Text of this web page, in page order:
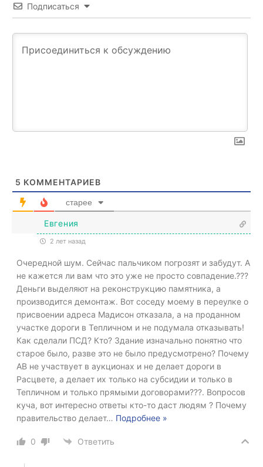
Подписаться
5 КОММЕНТАРИЕВ
старее
Евгения
2 лет назад
Очередной шум. Сейчас пальчиком погрозят и забудут. А
не кажется ли вам что это уже не просто совпадение.???
Деньги выделяют на реконструкцию памятника, а
производится демонтаж. Вот соседу моему в переулке о
присвоении адреса Мадисон отказала, а на проданном
участке дороги в Тепличном и не подумала отказывать!
Как сделали ПСД? Кто? Здание изначально понятно что
старое было, разве это не было предусмотрено? Почему
АВ не участвует в аукционах и не делает дороги в
Расцвете, а делает их только на субсидии и только в
Тепличном и только прямыми договорами???. Вопросов
куча, вот интересно ответы кто-то даст людям ? Почему
правительство делает… Подробнее »
0 Ответить